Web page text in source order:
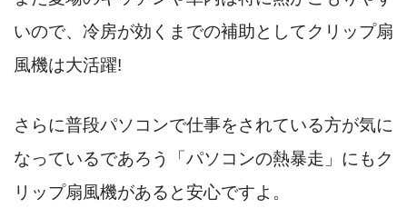
いので、冷房が効くまでの補助としてクリップ扇
風機は大活躍!
さらに普段パソコンで仕事をされている方が気に
なっているであろう「パソコンの熱暴走」にもク
リップ扇風機があると安心ですよ。